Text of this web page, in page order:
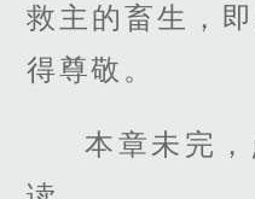
救主的畜生，
得尊敬。
本章未完